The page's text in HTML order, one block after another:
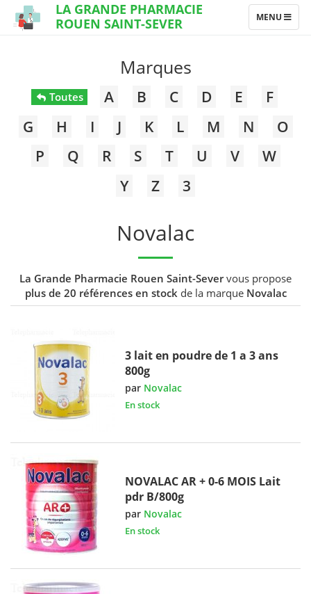
LA GRANDE PHARMACIE
ROUEN SAINT-SEVER
TOGGLE
NAVIGATION
MENU
Marques
Toutes A B C D E
F
G
H I J K L M N
O
P
Q R S T U V
W
Y
Z 3
Novalac
La Grande Pharmacie Rouen Saint-Severvous propose
plus de 20 références en stock de la marque Novalac
3 lait en poudre de 1 a 3 ans
800g
par Novalac
En stock
NOVALAC AR + 0-6 MOIS Lait
pdr B/800g
par Novalac
En stock